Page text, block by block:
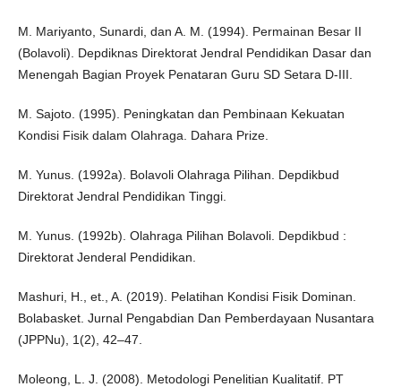
M. Mariyanto, Sunardi, dan A. M. (1994). Permainan Besar II
(Bolavoli). Depdiknas Direktorat Jendral Pendidikan Dasar dan
Menengah Bagian Proyek Penataran Guru SD Setara D-III.
M. Sajoto. (1995). Peningkatan dan Pembinaan Kekuatan
Kondisi Fisik dalam Olahraga. Dahara Prize.
M. Yunus. (1992a). Bolavoli Olahraga Pilihan. Depdikbud
Direktorat Jendral Pendidikan Tinggi.
M. Yunus. (1992b). Olahraga Pilihan Bolavoli. Depdikbud :
Direktorat Jenderal Pendidikan.
Mashuri, H., et., A. (2019). Pelatihan Kondisi Fisik Dominan.
Bolabasket. Jurnal Pengabdian Dan Pemberdayaan Nusantara
(JPPNu), 1(2), 42–47.
Moleong, L. J. (2008). Metodologi Penelitian Kualitatif. PT